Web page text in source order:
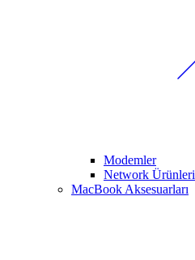
Modemler
Network Ürünleri
MacBook Aksesuarları